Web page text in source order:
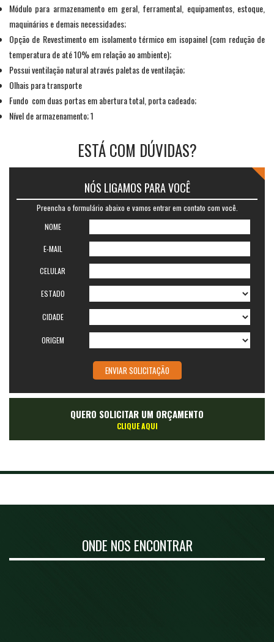
Módulo para armazenamento em geral, ferramental, equipamentos, estoque,
maquinários e demais necessidades;
Opção de Revestimento em isolamento térmico em isopainel (com redução de
temperatura de até 10% em relação ao ambiente);
Possui ventilação natural através paletas de ventilação;
Olhais para transporte
Fundo com duas portas em abertura total, porta cadeado;
Nível de armazenamento; 1
ESTÁ COM DÚVIDAS?
NÓS LIGAMOS PARA VOCÊ
Preencha o formulário abaixo e vamos entrar em contato com você.
NOME
E-MAIL
CELULAR
ESTADO
CIDADE
ORIGEM
QUERO SOLICITAR UM ORÇAMENTO
CLIQUE AQUI
ONDE NOS ENCONTRAR